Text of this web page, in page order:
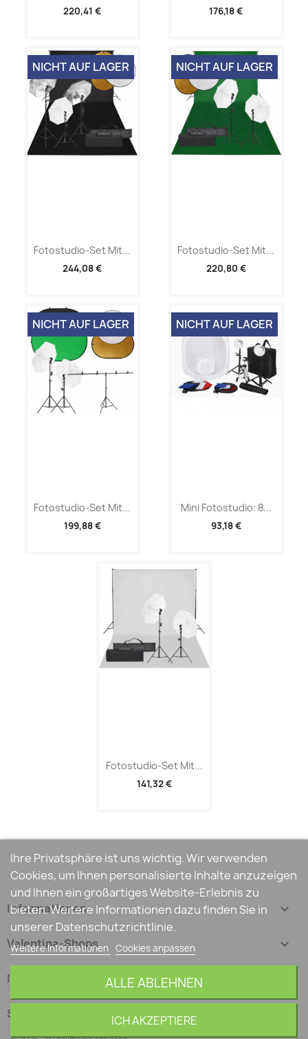
220,41 € 176,18 €
Fotostudio-Set Mit...
244,08 €
NICHT AUF LAGER
Fotostudio-Set Mit...
220,80 €
NICHT AUF LAGER
Fotostudio-Set Mit...
199,88 €
NICHT AUF LAGER
Mini Fotostudio: 8...
93,18 €
NICHT AUF LAGER
Fotostudio-Set Mit...
141,32 €
Informationen 
Valentina-Shops 
Ihr Konto
Shop-Einstellungen
Ihre Privatsphäre ist uns wichtig. Wir verwenden
Cookies, um Ihnen personalisierte Inhalte anzuzeigen
und Ihnen ein großartiges Website-Erlebnis zu
bieten. Weitere Informationen dazu finden Sie in
unserer Datenschutzrichtlinie.
Weitere Informationen Cookies anpassen
ALLE ABLEHNEN
ICH AKZEPTIERE